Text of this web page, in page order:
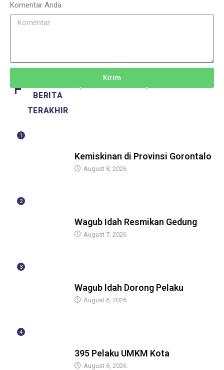
Komentar Anda
Kirim
BERITA
TERAKHIR
1
Kemiskinan di Provinsi Gorontalo
August 8, 2026
2
Wagub Idah Resmikan Gedung
August 7, 2026
3
Wagub Idah Dorong Pelaku
August 6, 2026
4
395 Pelaku UMKM Kota
August 6, 2026